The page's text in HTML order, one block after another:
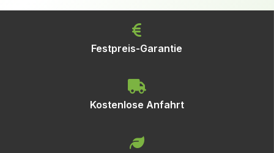
Festpreis-Garantie
Kostenlose Anfahrt